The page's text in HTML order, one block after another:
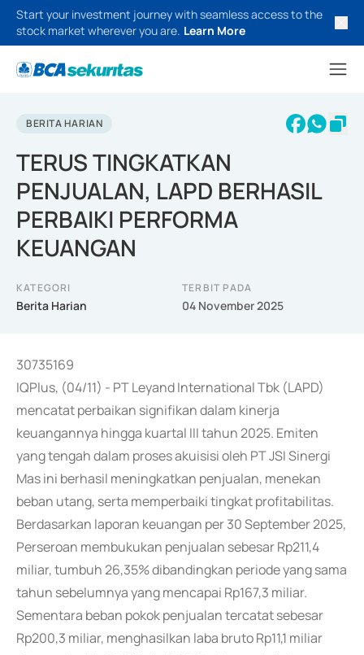
Start your investment journey with seamless access to the
stock market wherever you are. Learn More
BERITA HARIAN
TERUS TINGKATKAN
PENJUALAN, LAPD BERHASIL
PERBAIKI PERFORMA
KEUANGAN
KATEGORI
Berita Harian
TERBIT PADA
04 November 2025
30735169
IQPlus, (04/11) - PT Leyand International Tbk (LAPD)
mencatat perbaikan signifikan dalam kinerja
keuangannya hingga kuartal III tahun 2025. Emiten
yang tengah dalam proses akuisisi oleh PT JSI Sinergi
Mas ini berhasil meningkatkan penjualan, menekan
beban utang, serta memperbaiki tingkat profitabilitas.
Berdasarkan laporan keuangan per 30 September 2025,
Perseroan membukukan penjualan sebesar Rp211,4
miliar, tumbuh 26,35% dibandingkan periode yang sama
tahun sebelumnya yang mencapai Rp167,3 miliar.
Sementara beban pokok penjualan tercatat sebesar
Rp200,3 miliar, menghasilkan laba bruto Rp11,1 miliar